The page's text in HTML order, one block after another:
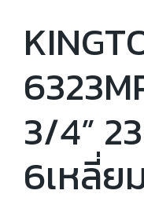
3/4”
6เหลี่ย